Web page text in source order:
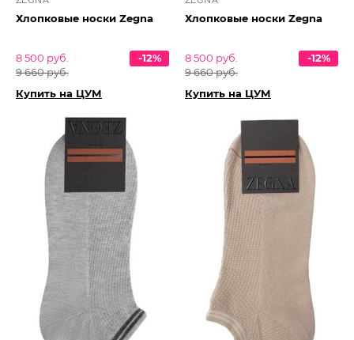
Хлопковые носки Zegna
8 500 руб.
9 660 руб.
-12%
Купить на ЦУМ
Хлопковые носки Zegna
8 500 руб.
9 660 руб.
-12%
Купить на ЦУМ